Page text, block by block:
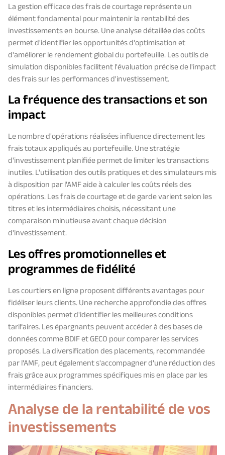
La gestion efficace des frais de courtage représente un
élément fondamental pour maintenir la rentabilité des
investissements en bourse. Une analyse détaillée des coûts
permet d'identifier les opportunités d'optimisation et
d'améliorer le rendement global du portefeuille. Les outils de
simulation disponibles facilitent l'évaluation précise de l'impact
des frais sur les performances d'investissement.
La fréquence des transactions et son
impact
Le nombre d'opérations réalisées influence directement les
frais totaux appliqués au portefeuille. Une stratégie
d'investissement planifiée permet de limiter les transactions
inutiles. L'utilisation des outils pratiques et des simulateurs mis
à disposition par l'AMF aide à calculer les coûts réels des
opérations. Les frais de courtage et de garde varient selon les
titres et les intermédiaires choisis, nécessitant une
comparaison minutieuse avant chaque décision
d'investissement.
Les offres promotionnelles et
programmes de fidélité
Les courtiers en ligne proposent différents avantages pour
fidéliser leurs clients. Une recherche approfondie des offres
disponibles permet d'identifier les meilleures conditions
tarifaires. Les épargnants peuvent accéder à des bases de
données comme BDIF et GECO pour comparer les services
proposés. La diversification des placements, recommandée
par l'AMF, peut également s'accompagner d'une réduction des
frais grâce aux programmes spécifiques mis en place par les
intermédiaires financiers.
Analyse de la rentabilité de vos
investissements